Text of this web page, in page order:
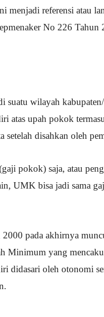
referensi atau
No 226 Tahun
wilayah
atas upah pokok
setelah disahkan oleh
pokok) saja, atau
UMK bisa jadi sama
pada akhirnya
Minimum yang
didasari oleh otonomi